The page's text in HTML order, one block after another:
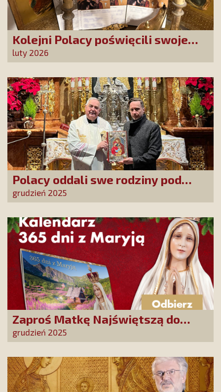
Kolejni Polacy poświęcili swoje
sprawy Matce Bożej Uzdrowienie
Chorych!
luty 2026
Polacy oddali swe rodziny pod
opiekę Najświętszej Rodziny!
grudzień 2025
Zaproś Matkę Najświętszą do
swojego domu! Odbierz kalendarz
„365 dni z Maryją”
grudzień 2025